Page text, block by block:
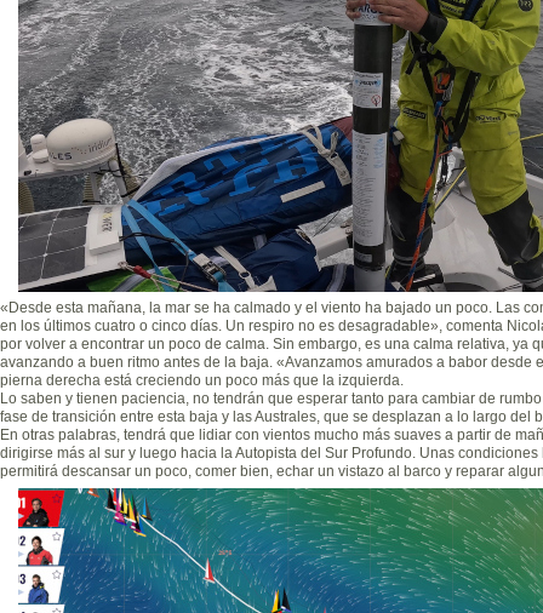
«Desde esta mañana, la mar se ha calmado y el viento ha bajado un poco. Las
en los últimos cuatro o cinco días. Un respiro no es desagradable», comenta
por volver a encontrar un poco de calma. Sin embargo, es una calma relativa, ya
avanzando a buen ritmo antes de la baja. «Avanzamos amurados a babor desde
pierna derecha está creciendo un poco más que la izquierda.
Lo saben y tienen paciencia, no tendrán que esperar tanto para cambiar de
fase de transición entre esta baja y las Australes, que se desplazan a lo largo del
En otras palabras, tendrá que lidiar con vientos mucho más suaves a partir de
dirigirse más al sur y luego hacia la Autopista del Sur Profundo. Unas
permitirá descansar un poco, comer bien, echar un vistazo al barco y reparar